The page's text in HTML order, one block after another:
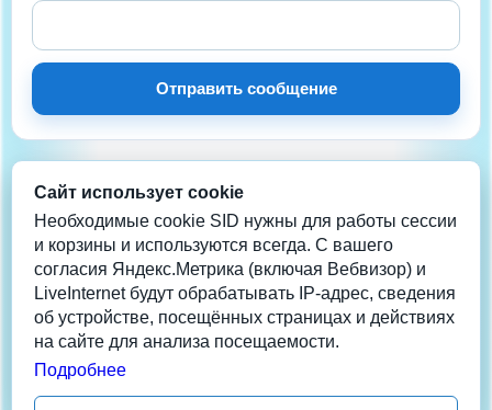
Отправить сообщение
НА СВЯЗИ
Нужна помощь?
Телеграм
info@coolera.ru
+7 962-942-2013
Данные обновлены: 06/08/26 13:40:09 1
Сайт использует cookie
Необходимые cookie SID нужны для работы сессии
и корзины и используются всегда. С вашего
согласия Яндекс.Метрика (включая Вебвизор) и
LiveInternet будут обрабатывать IP-адрес, сведения
об устройстве, посещённых страницах и действиях
на сайте для анализа посещаемости.
Подробнее